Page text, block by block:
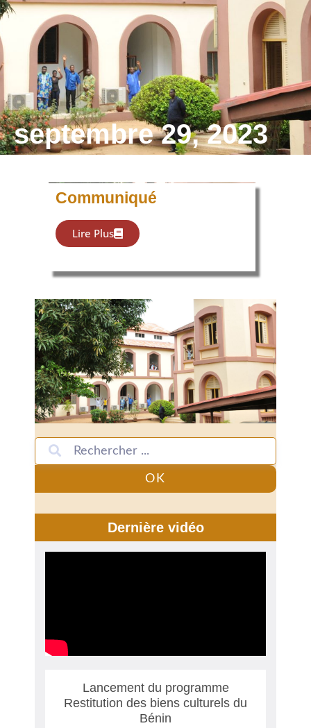
septembre 29, 2023
Communiqué
Lire Plus
OK
Dernière vidéo
Lancement du programme
Restitution des biens culturels du
Bénin